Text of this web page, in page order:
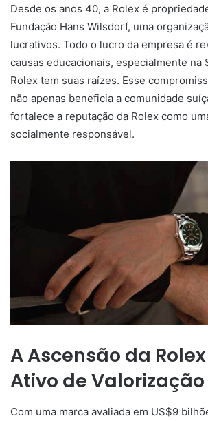
Desde os anos 40, a Rolex é
Fundação Hans Wilsdorf, uma
lucrativos. Todo o lucro da empresa é
causas educacionais, especialmente na
Rolex tem suas raízes. Esse
não apenas beneficia a comunidade
fortalece a reputação da Rolex como
socialmente responsável.
A Ascensão da
Ativo de Valorização
Com uma marca avaliada em US$9